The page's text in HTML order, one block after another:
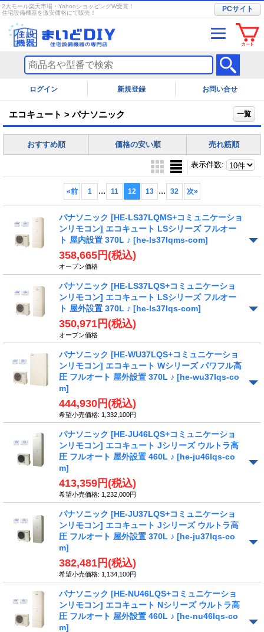
2大モール楽天市場・YahooショッピングW受賞！
住宅設備機器を激安価格にて販売！
PCサイト
ログイン お問い合せ
エコキュート > パナソニック 一覧
おすすめ順 価格の安い順 売れ筋順
表示件数:
«前 1 ... 11 12 13 ... 32 次»
パナソニック [HE-LS37LQMS+コミュニケーショ
ンリモコン] エコキュート LSシリーズ フルオー
ト 屋内設置 370L ♪ [he-ls37lqms-com]
358,665円 (税込)
オープン価格
パナソニック [HE-LS37LQS+コミュニケーショ
ンリモコン] エコキュート LSシリーズ フルオー
ト 屋外設置 370L ♪ [he-ls37lqs-com]
350,971円 (税込)
オープン価格
パナソニック [HE-WU37LQS+コミュニケーショ
ンリモコン] エコキュート Wシリーズ パワフル高
圧 フルオート 屋外設置 370L ♪ [he-wu37lqs-co
m]
444,930円 (税込)
希望小売価格: 1,332,100円
パナソニック [HE-JU46LQS+コミュニケーショ
ンリモコン] エコキュート Jシリーズ ウルトラ高
圧 フルオート 屋外設置 460L ♪ [he-ju46lqs-co
m]
413,359円 (税込)
希望小売価格: 1,232,000円
パナソニック [HE-JU37LQS+コミュニケーショ
ンリモコン] エコキュート Jシリーズ ウルトラ高
圧 フルオート 屋外設置 370L ♪ [he-ju37lqs-co
m]
382,481円 (税込)
希望小売価格: 1,134,100円
パナソニック [HE-NU46LQS+コミュニケーショ
ンリモコン] エコキュート Nシリーズ ウルトラ高
圧 フルオート 屋外設置 460L ♪ [he-nu46lqs-co
m]